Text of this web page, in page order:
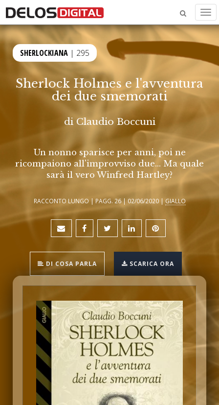
SHERLOCKIANA | 295
Sherlock Holmes e l'avventura
dei due smemorati
di Claudio Boccuni
Un nonno sparisce per anni, poi ne
ricompaiono all'improvviso due... Ma quale
sarà il vero Winfred Hartley?
RACCONTO LUNGO | PAGG. 26 | 02/06/2020 | GIALLO
DI COSA PARLA SCARICA ORA